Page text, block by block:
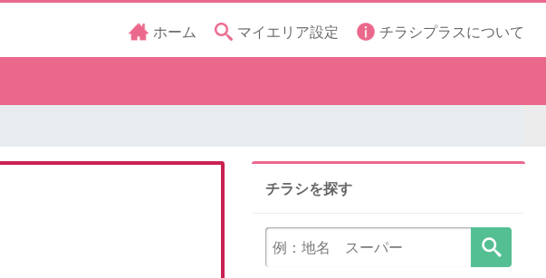
ホーム マイエリア設定 チラシプラスについて
チラシを探す